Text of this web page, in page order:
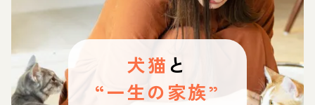
犬猫 と
“一生の家族”